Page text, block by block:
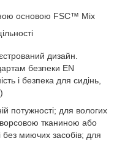
основою FSC™ Mix
дизайн.
безпеки EN
і безпека для сидінь,
потужності; для вологих
тканиною або
без миючих засобів; для